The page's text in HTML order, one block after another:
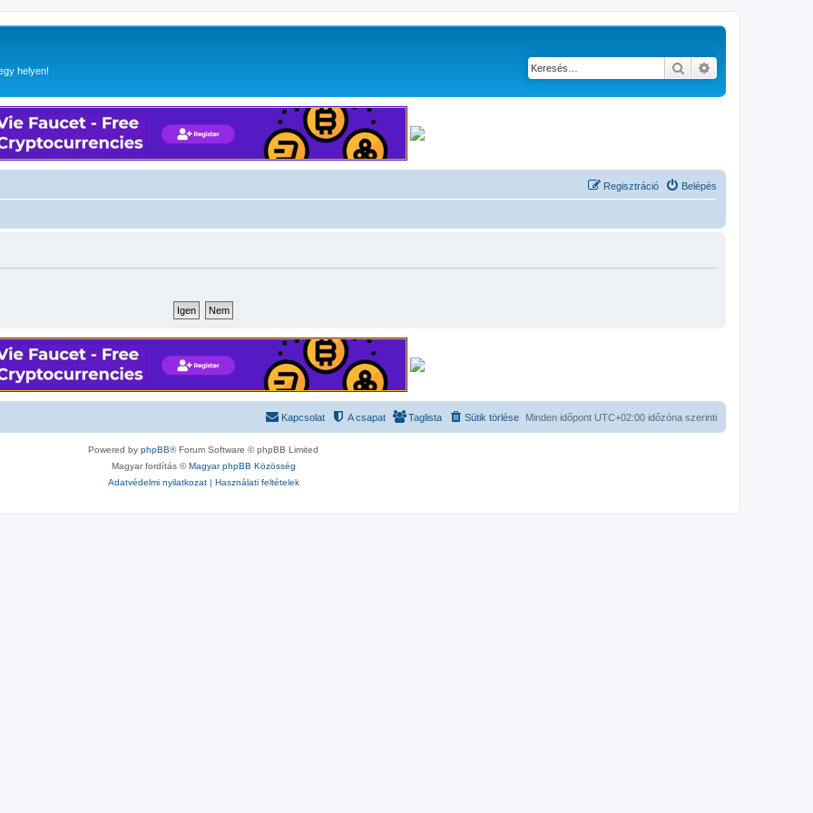
helyen! Keresés
Belépés
Regisztráció
Minden időpont UTC+02:00 időzóna szerinti
Sütik törlése
Taglista
A csapat
Kapcsolat
Powered by phpBB® Forum Software © phpBB Limited
Magyar fordítás ©Magyar phpBB Közösség
Adatvédelmi nyilatkozat| Használati feltételek